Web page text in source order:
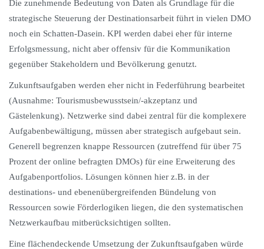
Die zunehmende Bedeutung von Daten als Grundlage für die
strategische Steuerung der Destinationsarbeit führt in vielen DMO
noch ein Schatten-Dasein. KPI werden dabei eher für interne
Erfolgsmessung, nicht aber offensiv für die Kommunikation
gegenüber Stakeholdern und Bevölkerung genutzt.
Zukunftsaufgaben werden eher nicht in Federführung bearbeitet
(Ausnahme: Tourismusbewusstsein/-akzeptanz und
Gästelenkung). Netzwerke sind dabei zentral für die komplexere
Aufgabenbewältigung, müssen aber strategisch aufgebaut sein.
Generell begrenzen knappe Ressourcen (zutreffend für über 75
Prozent der online befragten DMOs) für eine Erweiterung des
Aufgabenportfolios. Lösungen können hier z.B. in der
destinations- und ebenenübergreifenden Bündelung von
Ressourcen sowie Förderlogiken liegen, die den systematischen
Netzwerkaufbau mitberücksichtigen sollten.
Eine flächendeckende Umsetzung der Zukunftsaufgaben würde